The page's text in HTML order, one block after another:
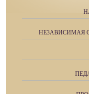
НЕЗАВИСИМАЯ